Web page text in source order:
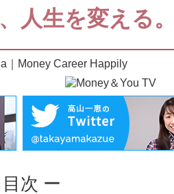
人生を変える
次 ー